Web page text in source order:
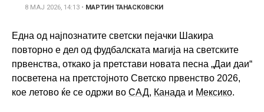
8 МАЈ 2026, 14:13 • МАРТИН ТАНАСКОВСКИ
Една од најпознатите светски пејачки Шакира
повторно е дел од фудбалската магија на светските
првенства, откако ја претстави новата песна „Даи даи“
посветена на претстојното Светско првенство 2026,
кое летово ќе се одржи во САД, Канада и Мексико.